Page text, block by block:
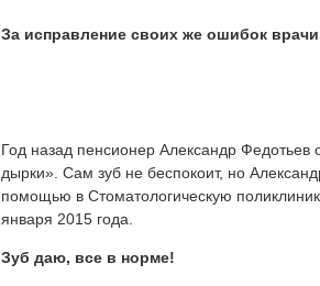
За исправление своих же ошибок
Год назад пенсионер Александр Федотьев
дырки». Сам зуб не беспокоит, но
помощью в Cтоматологическую
января 2015 года.
Зуб даю, все в норме!